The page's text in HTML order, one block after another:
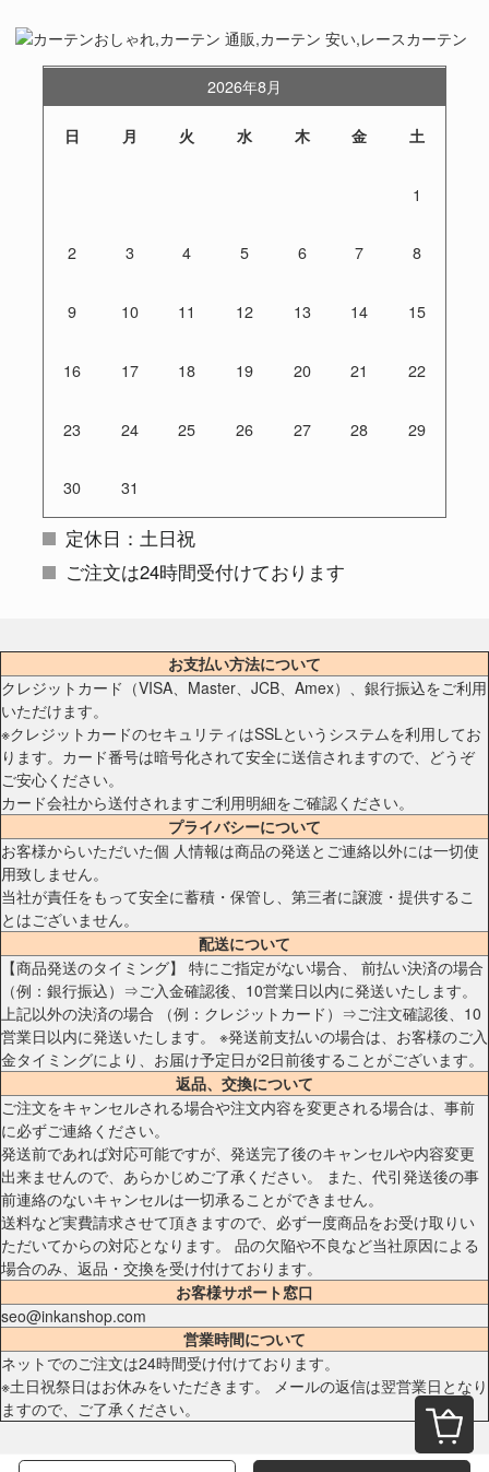
2026年8月
日 月 火 水 木 金 土
1
2 3 4 5 6 7 8
9 10 11 12 13 14 15
16 17 18 19 20 21 22
23 24 25 26 27 28 29
30 31
定休日：土日祝
ご注文は24時間受付けております
お支払い方法について
クレジットカード（VISA、Master、JCB、Amex）、銀行振込をご利用
いただけます。
※クレジットカードのセキュリティはSSLというシステムを利用してお
ります。カード番号は暗号化されて安全に送信されますので、どうぞ
ご安心ください。
カード会社から送付されますご利用明細をご確認ください。
プライバシーについて
お客様からいただいた個 人情報は商品の発送とご連絡以外には一切使
用致しません。
当社が責任をもって安全に蓄積・保管し、第三者に譲渡・提供するこ
とはございません。
配送について
【商品発送のタイミング】 特にご指定がない場合、 前払い決済の場合
（例：銀行振込）⇒ご入金確認後、10営業日以内に発送いたします。
上記以外の決済の場合 （例：クレジットカード）⇒ご注文確認後、10
営業日以内に発送いたします。 ※発送前支払いの場合は、お客様のご入
金タイミングにより、お届け予定日が2日前後することがございます。
返品、交換について
ご注文をキャンセルされる場合や注文内容を変更される場合は、事前
に必ずご連絡ください。
発送前であれば対応可能ですが、発送完了後のキャンセルや内容変更
出来ませんので、あらかじめご了承ください。 また、代引発送後の事
前連絡のないキャンセルは一切承ることができません。
送料など実費請求させて頂きますので、必ず一度商品をお受け取りい
ただいてからの対応となります。 品の欠陥や不良など当社原因による
場合のみ、返品・交換を受け付けております。
お客様サポート窓口
seo@inkanshop.com
営業時間について
ネットでのご注文は24時間受け付けております。
※土日祝祭日はお休みをいただきます。 メールの返信は翌営業日となり
ますので、ご了承ください。